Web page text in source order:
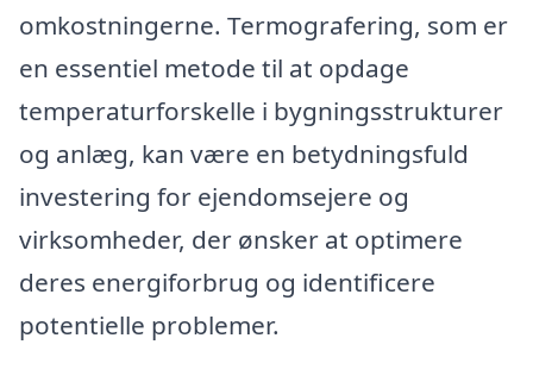
omkostningerne. Termografering, som er
en essentiel metode til at opdage
temperaturforskelle i bygningsstrukturer
og anlæg, kan være en betydningsfuld
investering for ejendomsejere og
virksomheder, der ønsker at optimere
deres energiforbrug og identificere
potentielle problemer.